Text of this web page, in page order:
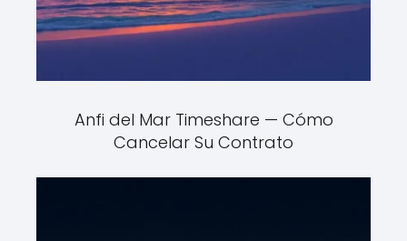
Anfi del Mar Timeshare — Cómo
Cancelar Su Contrato